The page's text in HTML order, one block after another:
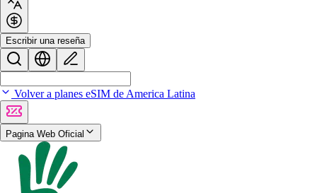
Escribir una reseña
Volver a planes eSIM de America Latina
Pagina Web Oficial